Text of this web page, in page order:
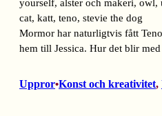
Mormor har naturligtvis fått
hem till Jessica. Hur det blir
Uppror•Konst och kreativitet,